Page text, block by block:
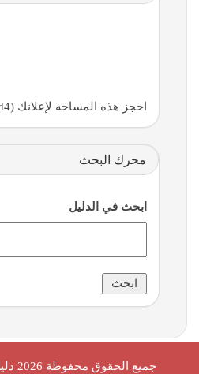
احجز هذه المساحه لإعلانك (ad4)
محرك البحث
ابحث في الدليل
جميع الحقوق محفوظة 2026